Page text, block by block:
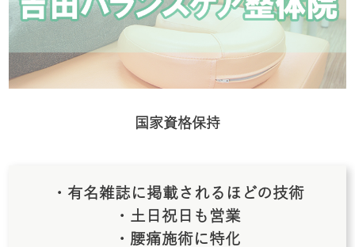
国家資格保持
・有名雑誌に掲載されるほどの技術
・土日祝日も営業
・腰痛施術に特化